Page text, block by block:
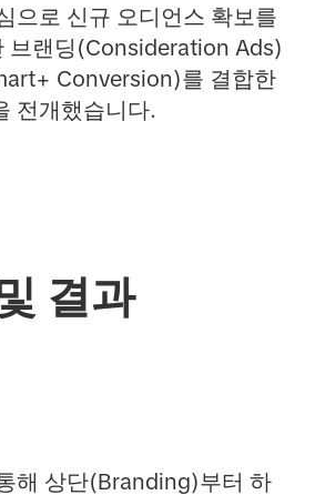
으로 신규 오디언스 확보를
브랜딩(Consideration Ads)
Conversion)를 결합한
전개했습니다.
결과
해 상단(Branding)부터 하